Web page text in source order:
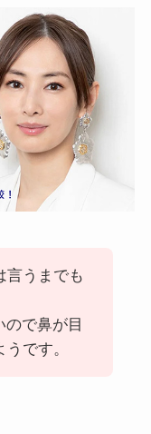
言うまでも
で鼻が目
です。